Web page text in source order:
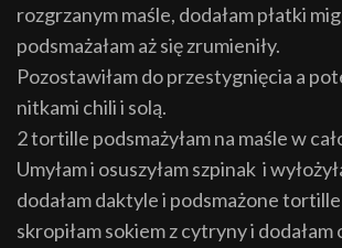
rozgrzanym maśle, dodałam płatki
podsmażałam aż się zrumieniły.
Pozostawiłam do przestygnięcia a
nitkami chili i solą.
2 tortille podsmażyłam na maśle w
Umyłam i osuszyłam szpinak i
dodałam daktyle i podsmażone tortille
skropiłam sokiem z cytryny i dodałam